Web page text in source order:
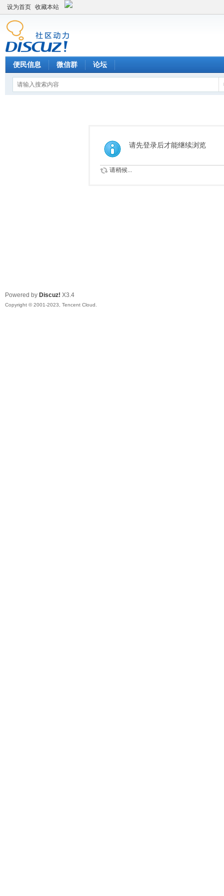
设为首页 收藏本站
便民信息 微信群 论坛
请先登录后才能继续浏览
请稍候...
Powered by Discuz! X3.4
Copyright © 2001-2023, Tencent Cloud.